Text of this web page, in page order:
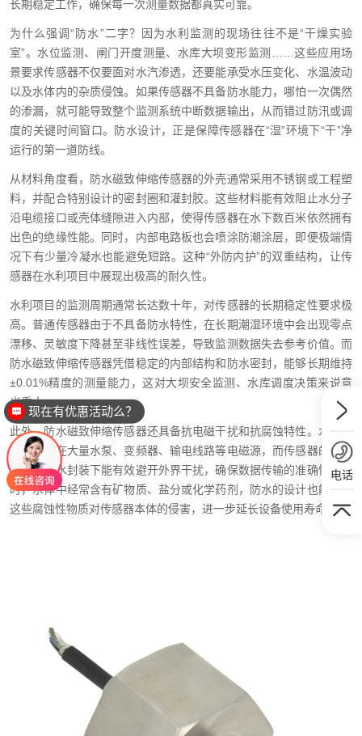
长期稳定工作，确保每一次测量数据都真实可靠。
为什么强调“防水”二字？因为水利监测的现场往往不是“干燥实验
室”。水位监测、闸门开度测量、水库大坝变形监测……这些应用场
景要求传感器不仅要面对水汽渗透，还要能承受水压变化、水温波动
以及水体内的杂质侵蚀。如果传感器不具备防水能力，哪怕一次偶然
的渗漏，就可能导致整个监测系统中断数据输出，从而错过防汛或调
度的关键时间窗口。防水设计，正是保障传感器在“湿”环境下“干”净
运行的第一道防线。
从材料角度看，防水磁致伸缩传感器的外壳通常采用不锈钢或工程塑
料，并配合特别设计的密封圈和灌封胶。这些材料能有效阻止水分子
沿电缆接口或壳体缝隙进入内部，使得传感器在水下数百米依然拥有
出色的绝缘性能。同时，内部电路板也会喷涂防潮涂层，即便极端情
况下有少量冷凝水也能避免短路。这种“外防内护”的双重结构，让传
感器在水利项目中展现出极高的耐久性。
水利项目的监测周期通常长达数十年，对传感器的长期稳定性要求极
高。普通传感器由于不具备防水特性，在长期潮湿环境中会出现零点
漂移、灵敏度下降甚至非线性误差，导致监测数据失去参考价值。而
防水磁致伸缩传感器凭借稳定的内部结构和防水密封，能够长期维持
±0.01%精度的测量能力，这对大坝安全监测、水库调度决策来说意
义重大。
此外，防水磁致伸缩传感器还具备抗电磁干扰和抗腐蚀特性。水利现
场往往存在大量水泵、变频器、输电线路等电磁源，而传感器的输出
信号在防水封装下能有效避开外界干扰，确保数据传输的准确性。同
时，水体中经常含有矿物质、盐分或化学药剂，防水的设计也能屏蔽
这些腐蚀性物质对传感器本体的侵害，进一步延长设备使用寿命。
电话
现在有优惠活动么？